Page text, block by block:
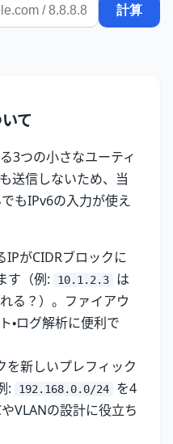
計算
て
3つの小さなユーティ
送信しないため、当
もIPv6の入力が使え
がCIDRブロックに
す（例:
10.1.2.3 は
る？）。ファイアウ
・ログ解析に便利で
新しいプレフィック
:
192.168.0.0/24
を4
VLANの設計に役立ち